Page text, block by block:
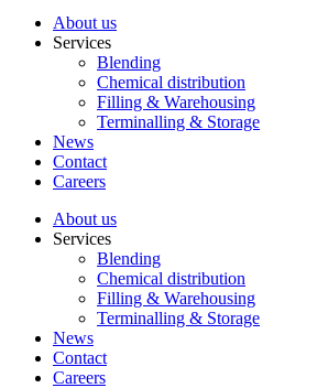
About us
Services
Blending
Chemical distribution
Filling & Warehousing
Terminalling & Storage
News
Contact
Careers
About us
Services
Blending
Chemical distribution
Filling & Warehousing
Terminalling & Storage
News
Contact
Careers